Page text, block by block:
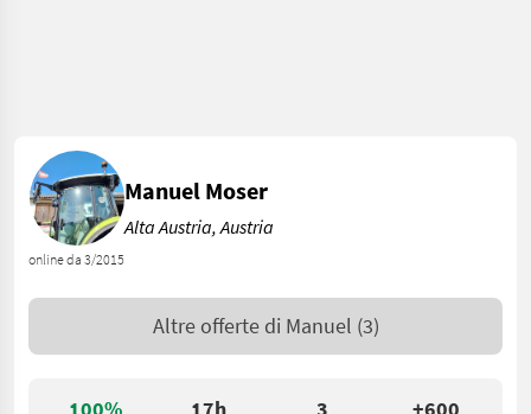
online da 3/2015
Manuel Moser
Alta Austria, Austria
Altre offerte di Manuel (3)